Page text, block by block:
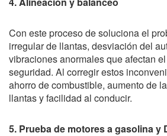
Con este proceso de soluciona el
irregular de llantas, desviación del
vibraciones anormales que afectan
seguridad. Al corregir estos
ahorro de combustible, aumento de
llantas y facilidad al conducir.
5. Prueba de motores a gasolina y